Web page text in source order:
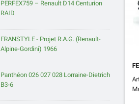
PERFEX759 – Renault D14 Centurion
RAID
FRANSTYLE - Projet R.A.G. (Renault-
Alpine-Gordini) 1966
Panthéon 026 027 028 Lorraine-Dietrich
B3-6